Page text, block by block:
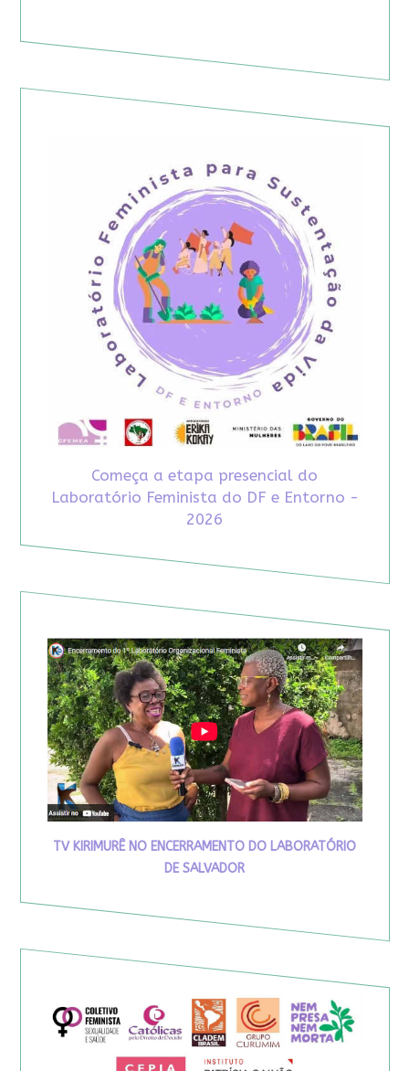
Começa a etapa presencial do
Laboratório Feminista do DF e Entorno -
2026
TV KIRIMURÊ NO ENCERRAMENTO DO LABORATÓRIO
DE SALVADOR